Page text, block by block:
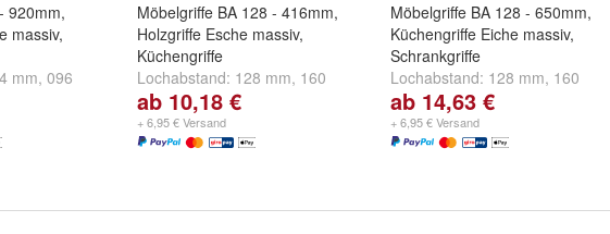
920mm,
massiv,
mm, 096
Möbelgriffe BA 128 - 416mm,
Holzgriffe Esche massiv,
Küchengriffe
Lochabstand: 128 mm, 160
mm ,192 mm und
ab 10,18 €
+ 6,95 € Versand
Möbelgriffe BA 128 - 650mm,
Küchengriffe Eiche massiv,
Schrankgriffe
Lochabstand: 128 mm, 160
mm ,192 mm und
ab 14,63 €
+ 6,95 € Versand